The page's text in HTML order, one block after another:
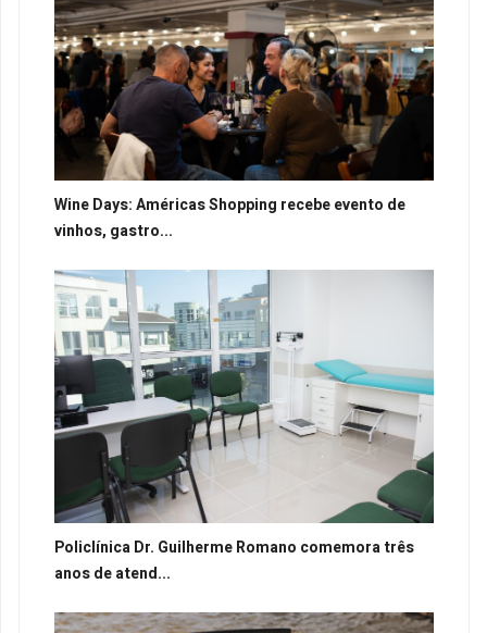
Wine Days: Américas Shopping recebe evento de
vinhos, gastro...
Policlínica Dr. Guilherme Romano comemora três
anos de atend...